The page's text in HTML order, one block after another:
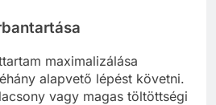
maximalizálása
alapvető lépést követni.
vagy magas töltöttségi